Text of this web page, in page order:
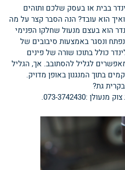
בבית או בעסק שלכם ותוהים
הוא עובד? הנה הסבר קצר על מה
הוא בעצם מנעול שחלקו הפנימי
ונסגר באמצעות סיבובים של
כולל בתוכו שורה של פינים
לגליל להסתובב. אך, הגליל
בתוך המנגנון באופן מדויק.
גת?
:073-3742430.